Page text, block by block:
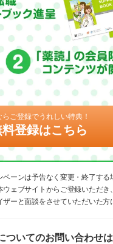
らご登録でうれしい特典！
登録はこちら
ーンは予告なく変更・終了する
ェブサイトからご登録いただき
ーと面談をさせていただいた方
ついてのお問い合わせは